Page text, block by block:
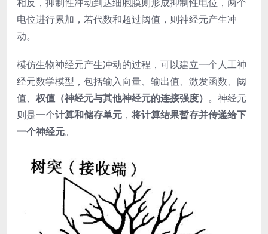
电位进行累加，若代数和超过阈值，则神经元产生冲
动。
模仿生物神经元产生冲动的过程，可以建立一个人工神
经元数学模型，包括输入向量、输出值、激发函数、阈
值、 权值（神经元与其他神经元的连接强度） 。神经元
则是一个计算和储存单元 ，将计算结果暂存并传递给下
一个神经元。